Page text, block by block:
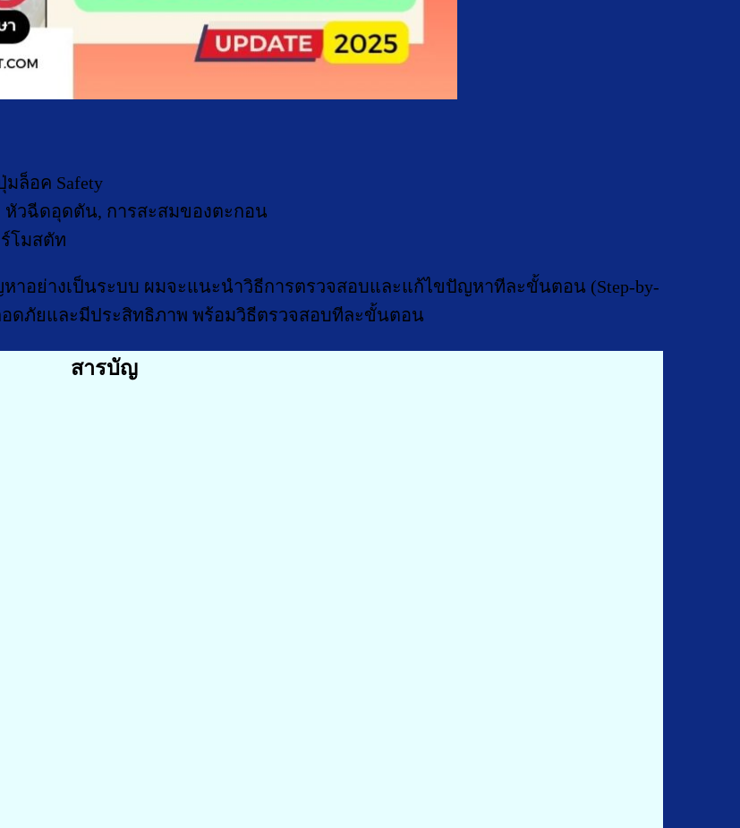
ล็อค Safety
หัวฉีดอุดตัน, การสะสมของตะกอน
โมสตัท
อย่างเป็นระบบ ผมจะแนะนำวิธีการตรวจสอบและแก้ไขปัญหาทีละขั้นตอน (Step-by-
อดภัยและมีประสิทธิภาพ พร้อมวิธีตรวจสอบทีละขั้นตอน
สารบัญ